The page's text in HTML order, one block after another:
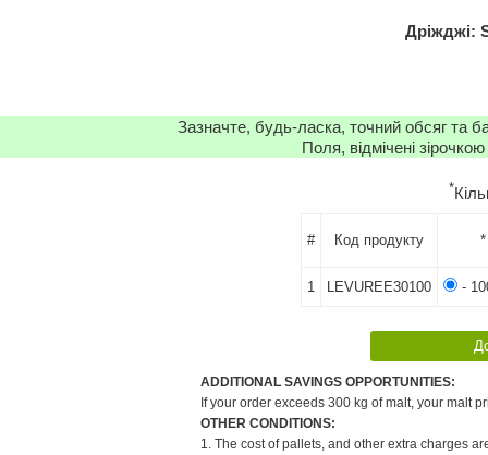
Дріжджі:
Зазначте, будь-ласка, точний обсяг та
Поля, відмічені
*
# Код продукту
1 LEVUREE30100 -
ADDITIONAL SAVINGS OPPORTUNITIES:
If your order exceeds 300 kg of malt, your malt
OTHER CONDITIONS:
1. The cost of pallets, and other extra charges